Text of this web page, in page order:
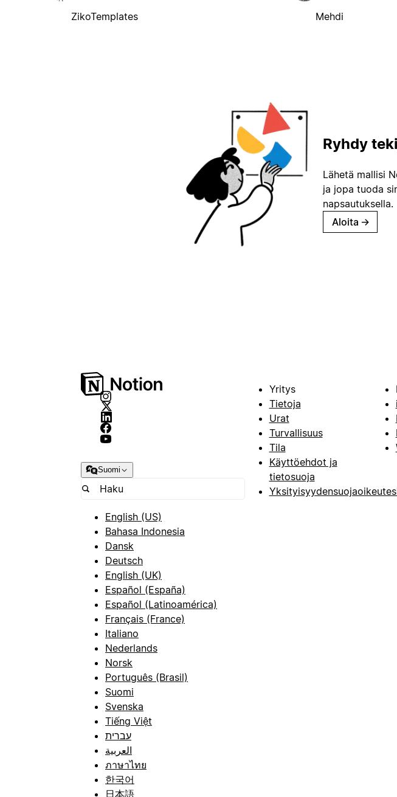
ZikoTemplates Mehdi
Ryhdy
Lähetä mallisi
ja jopa tuoda
napsautuksella.
Aloita →
Suomi
English (US)
Bahasa Indonesia
Dansk
Deutsch
English (UK)
Español (España)
Español (Latinoamérica)
Français (France)
Italiano
Nederlands
Norsk
Português (Brasil)
Suomi
Svenska
Tiếng Việt
עברית
العربية
ภาษาไทย
한국어
日本語
Yritys
Tietoja
Urat
Turvallisuus
Tila
Käyttöehdot ja
tietosuoja